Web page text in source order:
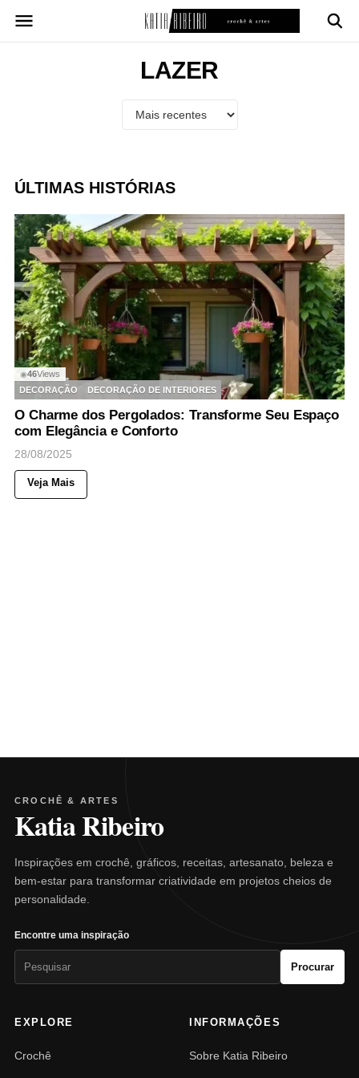
para
LAZER
ÚLTIMAS HISTÓRIAS
◉46Views
DECORAÇÃO
DECORAÇÃO DE INTERIORES
O Charme dos Pergolados: Transforme Seu Espaço
com Elegância e Conforto
28/08/2025
Veja Mais
CROCHÊ & ARTES
Katia Ribeiro
Inspirações em crochê, gráficos, receitas, artesanato, beleza e
bem-estar para transformar criatividade em projetos cheios de
personalidade.
Encontre uma inspiração
Procurar
EXPLORE
Crochê
INFORMAÇÕES
Sobre Katia Ribeiro